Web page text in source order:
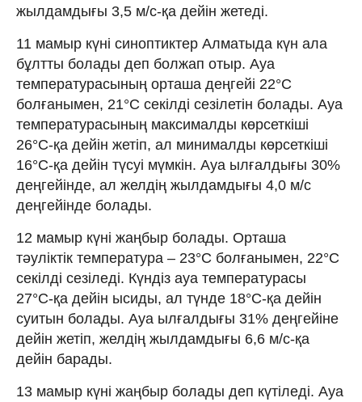
жылдамдығы 3,5 м/с-қа дейін жетеді.
11 мамыр күні синоптиктер Алматыда күн ала
бұлтты болады деп болжап отыр. Ауа
температурасының орташа деңгейі 22°C
болғанымен, 21°C секілді сезілетін болады. Ауа
температурасының максималды көрсеткіші
26°C-қа дейін жетіп, ал минималды көрсеткіші
16°C-қа дейін түсуі мүмкін. Ауа ылғалдығы 30%
деңгейінде, ал желдің жылдамдығы 4,0 м/с
деңгейінде болады.
12 мамыр күні жаңбыр болады. Орташа
тәуліктік температура – 23°C болғанымен, 22°C
секілді сезіледі. Күндіз ауа температурасы
27°C-қа дейін ысиды, ал түнде 18°C-қа дейін
суитын болады. Ауа ылғалдығы 31% деңгейіне
дейін жетіп, желдің жылдамдығы 6,6 м/с-қа
дейін барады.
13 мамыр күні жаңбыр болады деп күтіледі. Ауа